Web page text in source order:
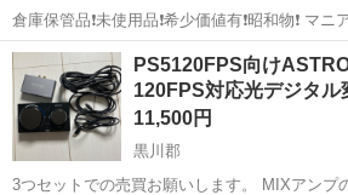
倉庫保管品❗未使用品❗希少価値有❗昭和物❗ マニア向け❗断然お得❗早い者
勝ち❗CITYターボ⁉️ 中身確認してません❗お掃除してません❗だから安い❗
宮城 白石市 白石駅 模型、プラモ
PS5120FPS向け
120FPS対応光デジタ
11,500円
黒川郡
3つセットでの売買お願いします。 MIXアンプ